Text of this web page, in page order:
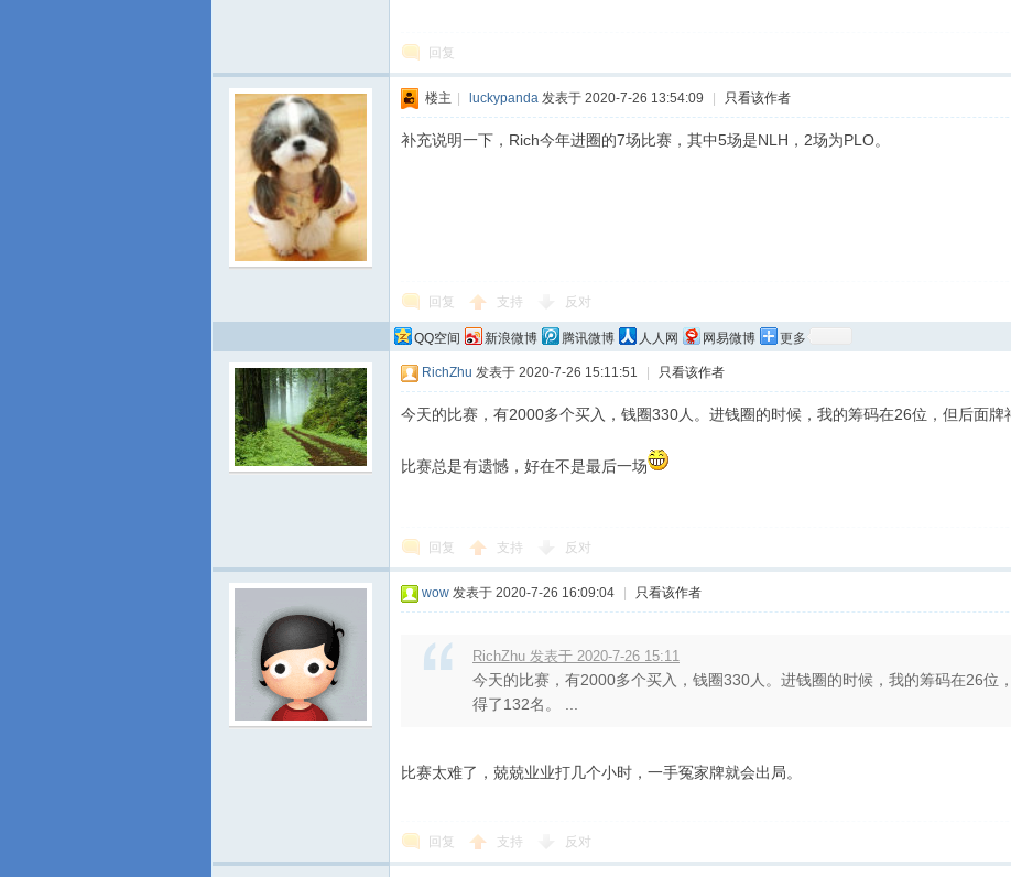
回复
楼主 luckypanda 发表于 2020-7-26 13:54:09 只看该作者
补充说明一下，Rich今年进圈的7场比赛，其中5场是NLH，2场为PLO。
回复 支持 反对
QQ空间 新浪微博 腾讯微博 人人网 网易微博 更多
RichZhu 发表于 2020-7-26 15:11:51 只看该作者
今天的比赛，有2000多个买入，钱圈330人。进钱圈的时候，我的筹码在26位，但后面牌
比赛总是有遗憾，好在不是最后一场
回复 支持 反对
wow 发表于 2020-7-26 16:09:04 只看该作者
RichZhu 发表于 2020-7-26 15:11
今天的比赛，有2000多个买入，钱圈330人。进钱圈的时候，我的筹码在26位
得了132名。 ...
比赛太难了，兢兢业业打几个小时，一手冤家牌就会出局。
回复 支持 反对